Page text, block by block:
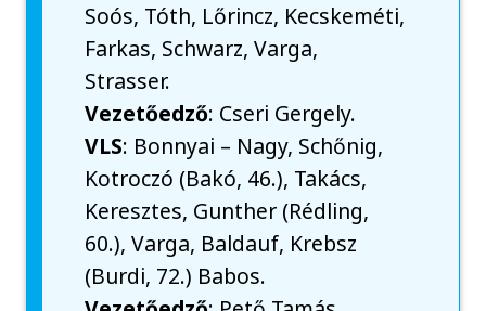
Soós, Tóth, Lőrincz, Kecskeméti,
Farkas, Schwarz, Varga,
Strasser.
Vezetőedző: Cseri Gergely.
VLS: Bonnyai – Nagy, Schőnig,
Kotroczó (Bakó, 46.), Takács,
Keresztes, Gunther (Rédling,
60.), Varga, Baldauf, Krebsz
(Burdi, 72.) Babos.